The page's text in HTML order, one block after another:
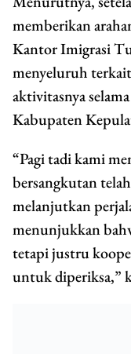
memberikan
Kantor Imigrasi
menyeluruh
aktivitasnya
Kabupaten
“Pagi tadi kami
bersangkutan
melanjutkan
menunjukkan
tetapi justru
untuk diperiksa,”